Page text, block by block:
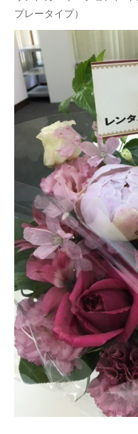
プレータイプ）